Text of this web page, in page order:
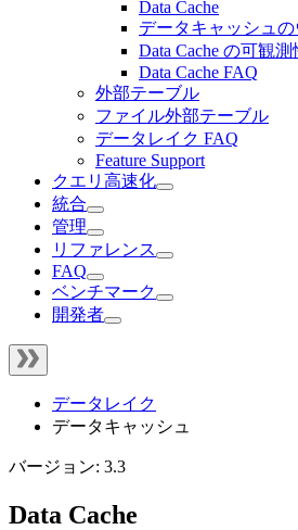
Data Cache
データキャッシュ
Data Cache の可観測
Data Cache FAQ
外部テーブル
ファイル外部テーブル
データレイク FAQ
Feature Support
クエリ高速化
統合
管理
リファレンス
FAQ
ベンチマーク
開発者
データレイク
データキャッシュ
バージョン: 3.3
Data Cache